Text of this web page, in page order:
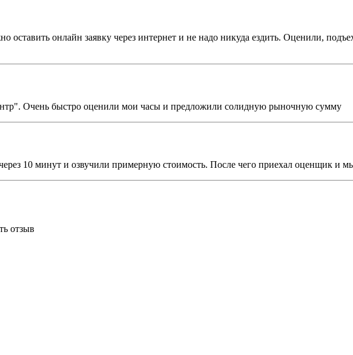
онлайн заявку через интернет и не надо никуда ездить. Оценили,
Очень быстро оценили мои часы и предложили солидную рыночную сумму
10 минут и озвучили примерную стоимость. После чего приехал оценщик и
отзыв